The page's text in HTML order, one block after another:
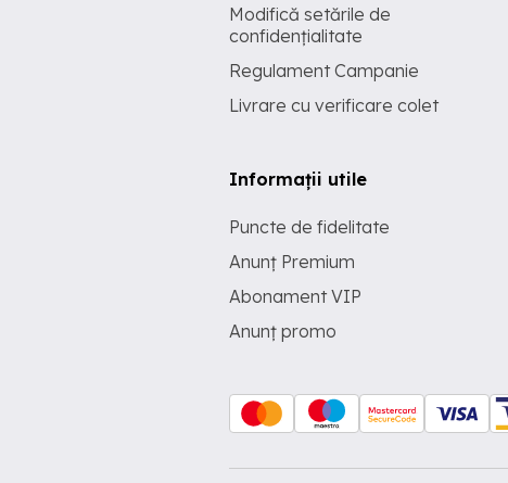
Modifică setările de
confidențialitate
Regulament Campanie
Livrare cu verificare colet
Informații utile
Puncte de fidelitate
Anunț Premium
Abonament VIP
Anunț promo